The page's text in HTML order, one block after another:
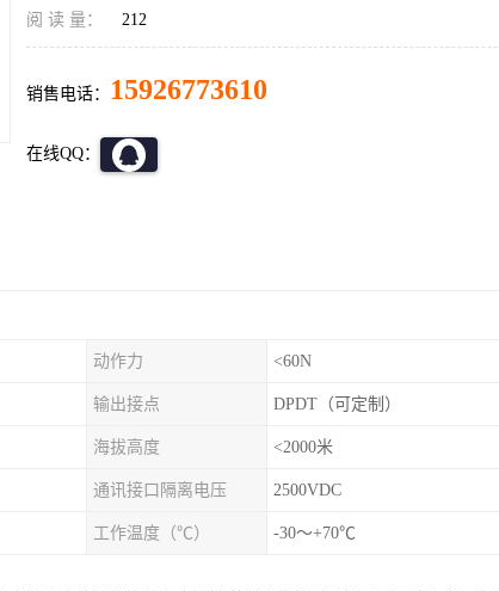
阅 读 量： 212
销售电话： 15926773610
在线QQ：
动作力 <60N
输出接点 DPDT（可定制）
海拔高度 <2000米
通讯接口隔离电压 2500VDC
工作温度（℃） -30～+70℃